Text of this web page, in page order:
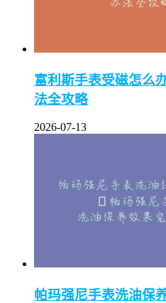
富利斯手表受磁怎么
法全攻略
2026-07-13
帕玛强尼手表洗油保